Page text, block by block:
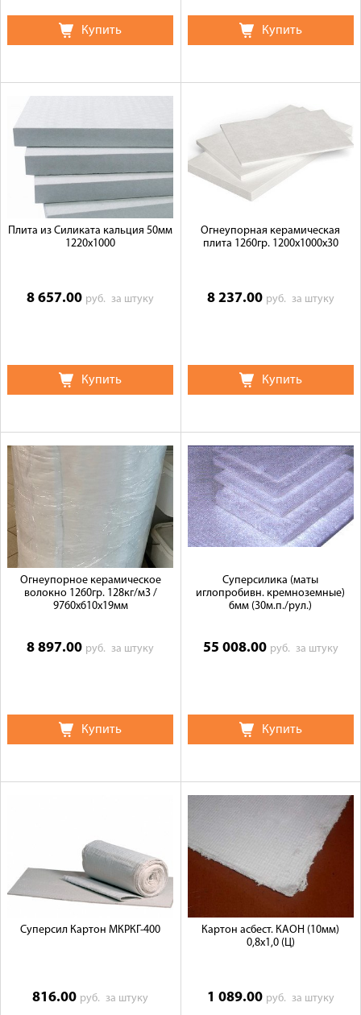
Купить Купить
Плита из Силиката кальция 50мм
1220x1000
8 657.00 руб.за штуку
Купить
Огнеупорная керамическая
плита 1260гр. 1200х1000х30
8 237.00 руб. за штуку
Купить
Огнеупорное керамическое
волокно 1260гр. 128кг/м3 /
9760х610х19мм
8 897.00 руб.за штуку
Купить
Суперсилика (маты
иглопробивн. кремноземные)
6мм (30м.п./рул.)
55 008.00 руб. за штуку
Купить
Суперсил Картон МКРКГ-400
816.00 руб.за штуку
Картон асбест. КАОН (10мм)
0,8х1,0 (Ц)
1 089.00 руб. за штуку